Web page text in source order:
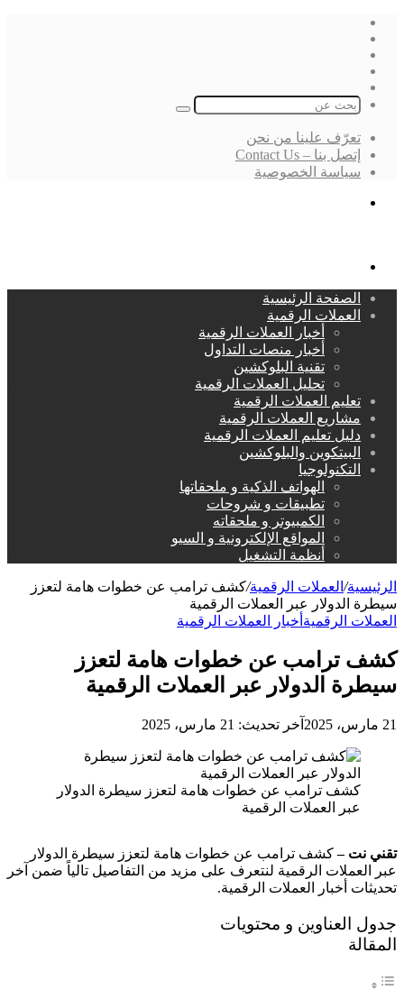
بحث
تعرّف علينا من نحن
إتصل بنا – Contact Us
سياسة الخصوصية
الصفحة الرئيسية
العملات الرقمية
أخبار العملات الرقمية
أخبار منصات التداول
تقنية البلوكشين
تحليل العملات الرقمية
تعليم العملات الرقمية
مشاريع العملات الرقمية
دليل تعليم العملات الرقمية
البيتكوين والبلوكشين
التكنولوجيا
الهواتف الذكية و ملحقاتها
تطبيقات و شروحات
الكمبيوتر و ملحقاته
المواقع الإلكترونية و السيو
أنظمة التشغيل
الرئيسية/ العملات الرقمية/كشف ترامب عن خطوات هامة لتعزز
سيطرة الدولار عبر العملات الرقمية
العملات الرقمية أخبار العملات الرقمية
كشف ترامب عن خطوات هامة لتعزز
سيطرة الدولار عبر العملات الرقمية
21 مارس، 2025 آخر تحديث: 21 مارس، 2025
كشف ترامب عن خطوات هامة لتعزز سيطرة الدولار
عبر العملات الرقمية
تقني نت –كشف ترامب عن خطوات هامة لتعزز سيطرة الدولار
عبر العملات الرقمية لنتعرف على مزيد من التفاصيل تالياً ضمن آخر
تحديثات أخبار العملات الرقمية.
جدول العناوين و محتويات
المقالة